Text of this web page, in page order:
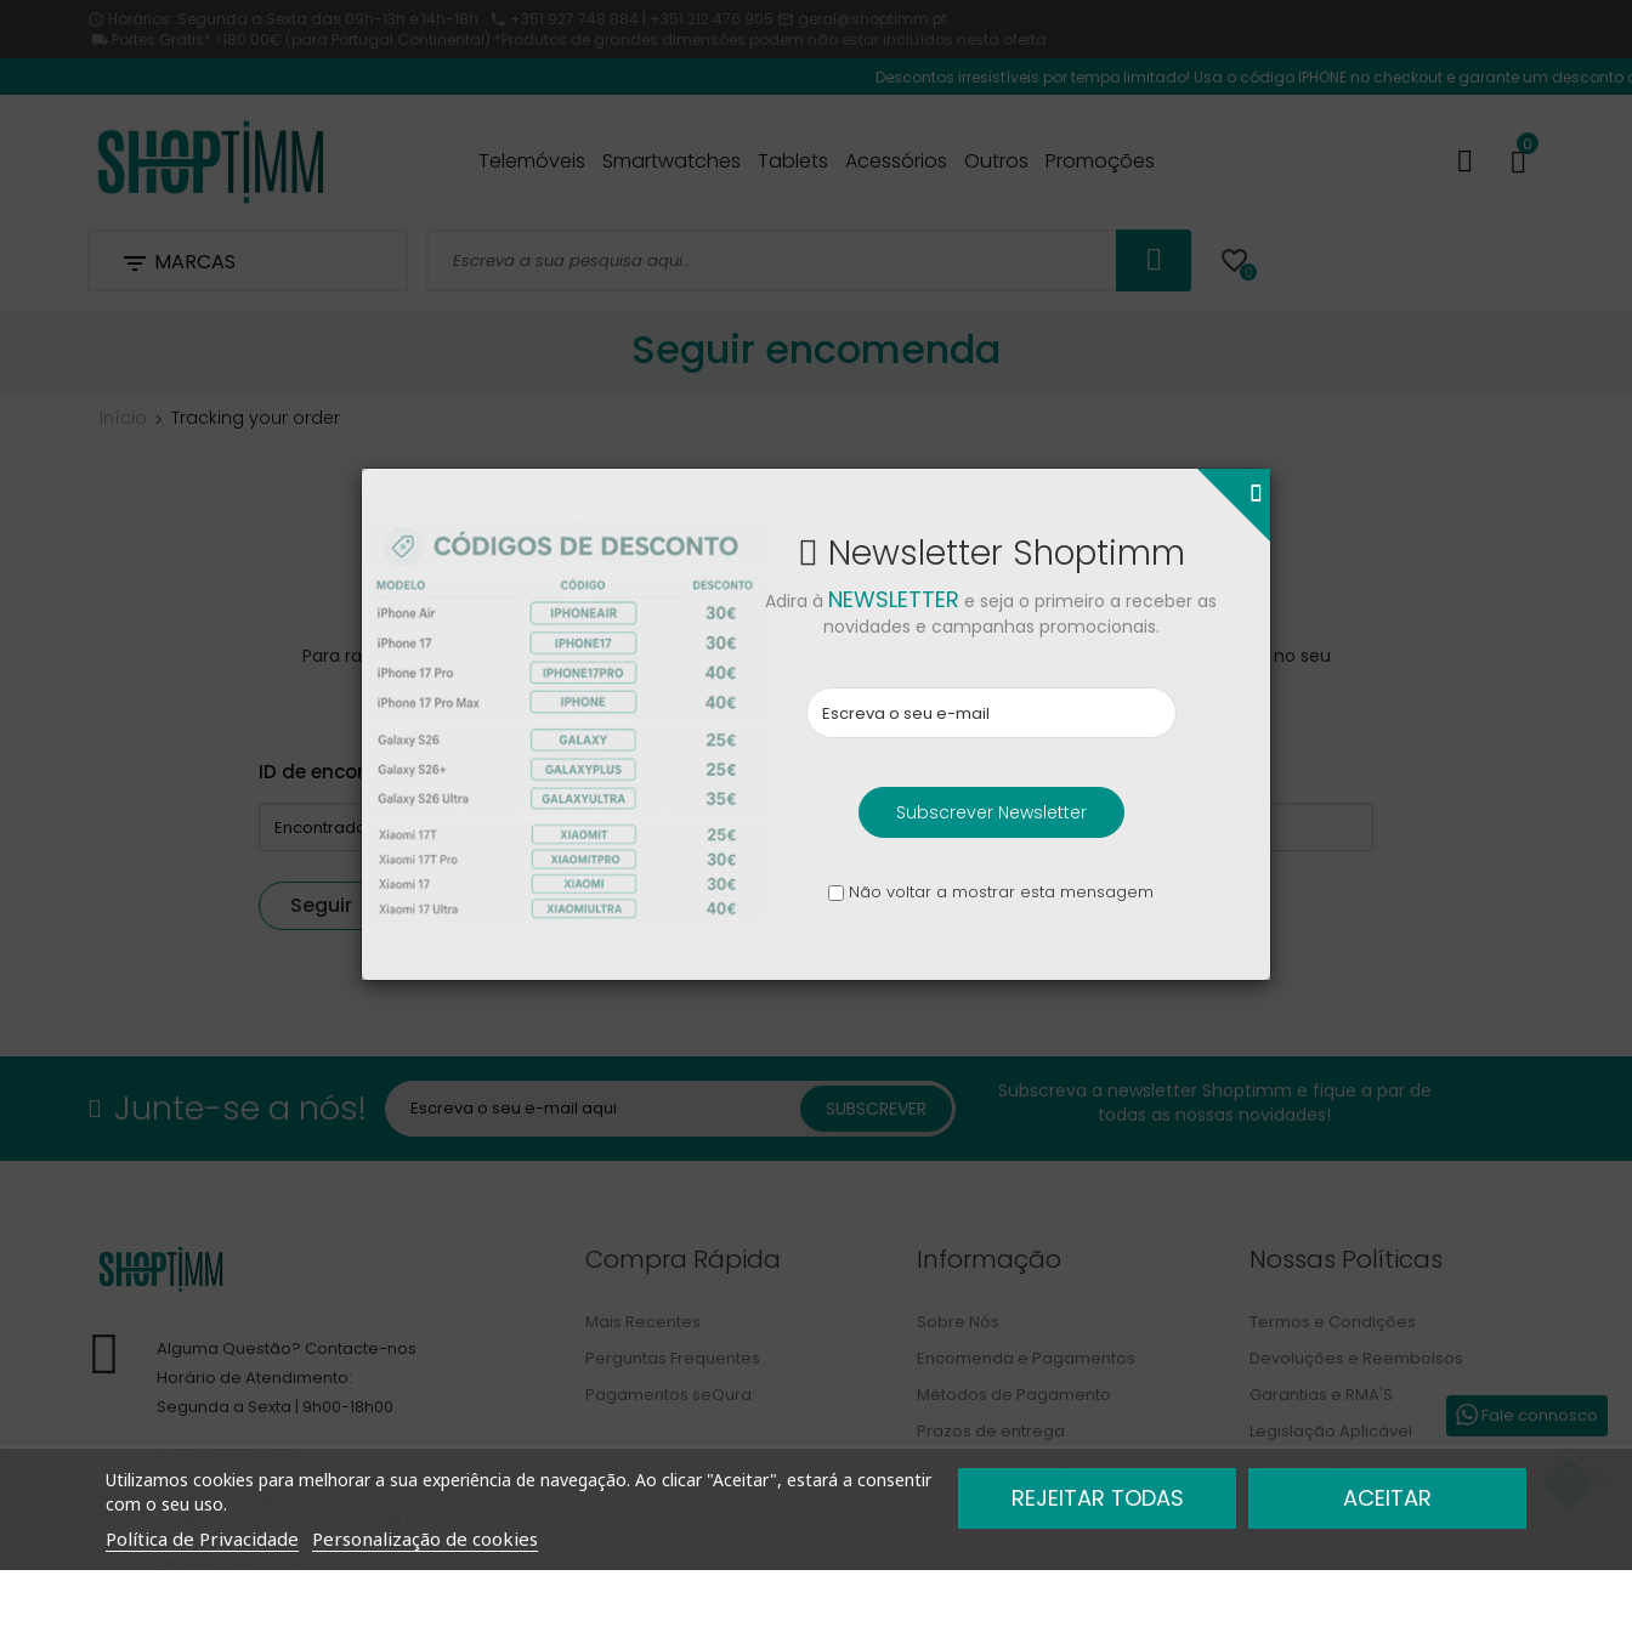
Fale connosco
 Horários: Segunda a Sexta das 09h-13h e 14h-18h  +351 927 748 884 | +351 212 476 905 geral@shoptimm.pt
 Portes Grátis* >180.00€ (para Portugal Continental) *Produtos de grandes dimensões podem não estar incluídos nesta oferta
Descontos irresistíveis por tempo limitado! Usa o código IPHONE no checkout e garante um desconto
Telemóveis Smartwatches Tablets Acessórios Outros Promoções
0
 MARCAS 0
Seguir encomenda
Início Tracking your order
Seguir encomenda
Para rastrear a encomenda digite o ID do pedido na caixa abaixo e pressione o botão "Rastrear". Isso foi fornecido no seu
recibo e no e-mail de confirmação que você deveria ter recebido.
ID de encomenda
Seguir
Utilizamos cookies para melhorar a sua experiência de navegação. Ao clicar "Aceitar", estará a consentir
com o seu uso.
Política de Privacidade Personalização de cookies
REJEITAR TODAS ACEITAR
Junte-se a nós!
Subscreva a newsletter Shoptimm e fique a par de
todas as nossas novidades!
Alguma Questão? Contacte-nos
Horário de Atendimento:
Segunda a Sexta | 9h00-18h00
(custo de chamada para a rede móvel nacional)
(+351) 212 476 905
Compra Rápida
Mais Recentes
Perguntas Frequentes
Pagamentos seQura
Informação
Sobre Nós
Encomenda e Pagamentos
Métodos de Pagamento
Prazos de entrega
Promoções e Códigos de Desconto
Nossas Políticas
Termos e Condições
Devoluções e Reembolsos
Garantias e RMA'S
Legislação Aplicável
Política de Privacidade
Livro de Reclamações
Newsletter Shoptimm
Adira à NEWSLETTER e seja o primeiro a receber as
novidades e campanhas promocionais.
Subscrever Newsletter
Não voltar a mostrar esta mensagem